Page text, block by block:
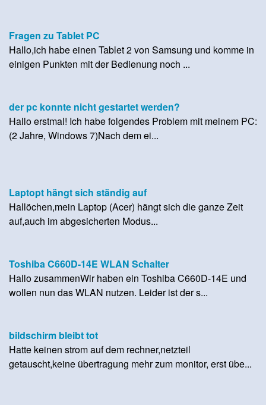
Fragen zu Tablet PC
Hallo,ich habe einen Tablet 2 von Samsung und komme in
einigen Punkten mit der Bedienung noch ...
der pc konnte nicht gestartet werden?
Hallo erstmal! Ich habe folgendes Problem mit meinem PC:
(2 Jahre, Windows 7)Nach dem ei...
Laptopt hängt sich ständig auf
Hallöchen,mein Laptop (Acer) hängt sich die ganze Zeit
auf,auch im abgesicherten Modus...
Toshiba C660D-14E WLAN Schalter
Hallo zusammenWir haben ein Toshiba C660D-14E und
wollen nun das WLAN nutzen. Leider ist der s...
bildschirm bleibt tot
Hatte keinen strom auf dem rechner,netzteil
getauscht,keine übertragung mehr zum monitor, erst übe...